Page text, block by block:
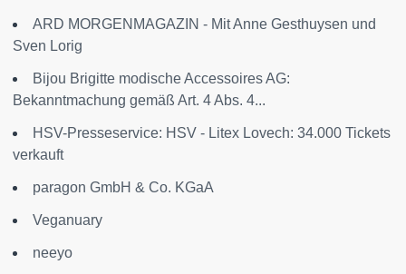
ARD MORGENMAGAZIN - Mit Anne Gesthuysen und
Sven Lorig
Bijou Brigitte modische Accessoires AG:
Bekanntmachung gemäß Art. 4 Abs. 4...
HSV-Presseservice: HSV - Litex Lovech: 34.000 Tickets
verkauft
paragon GmbH & Co. KGaA
Veganuary
neeyo